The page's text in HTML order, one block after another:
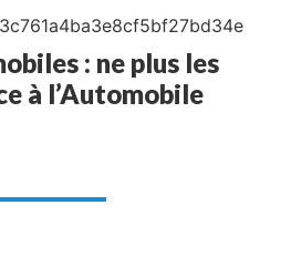
: ne plus les
à l’Automobile